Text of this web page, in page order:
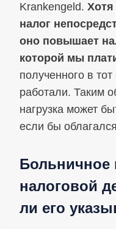
Krankengeld. Хотя
налог
оно повышает
которой мы
полученного в
работали. Таким
нагрузка может
если бы
Больничное
налоговой
ли его